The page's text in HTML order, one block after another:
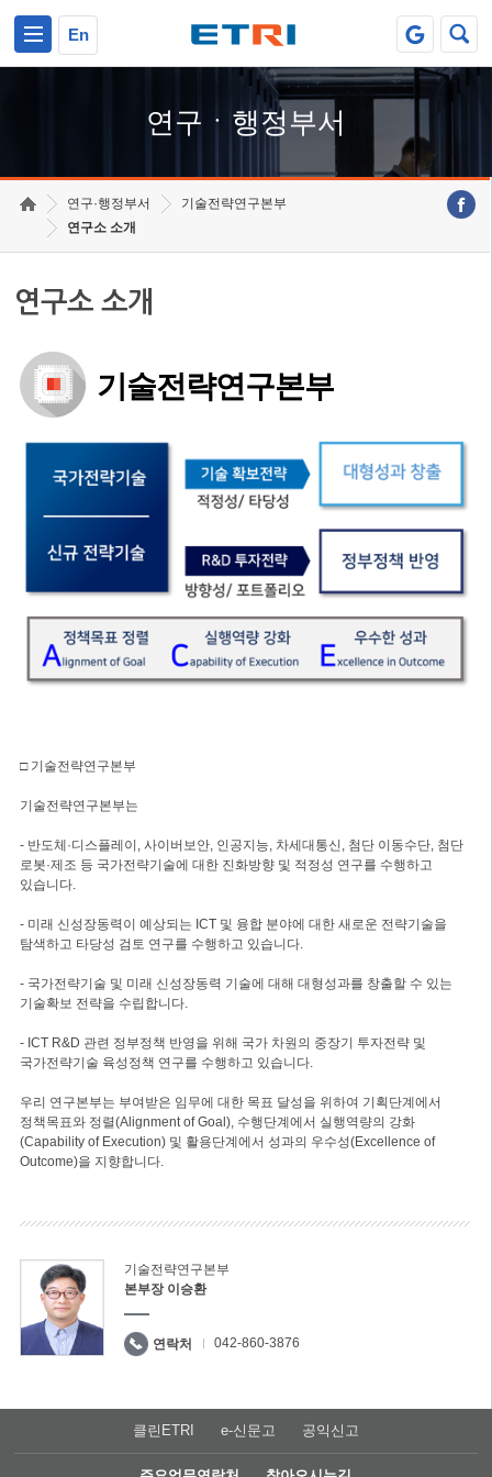
En
연구ㆍ행정부서
연구·행정부서
기술전략연구본부
연구소 소개
연구소 소개
기술전략연구본부
□ 기술전략연구본부
기술전략연구본부는
- 반도체·디스플레이, 사이버보안, 인공지능, 차세대통신, 첨단 이동수단, 첨단
로봇·제조 등 국가전략기술에 대한 진화방향 및 적정성 연구를 수행하고
있습니다.
- 미래 신성장동력이 예상되는 ICT 및 융합 분야에 대한 새로운 전략기술을
탐색하고 타당성 검토 연구를 수행하고 있습니다.
- 국가전략기술 및 미래 신성장동력 기술에 대해 대형성과를 창출할 수 있는
기술확보 전략을 수립합니다.
- ICT R&D 관련 정부정책 반영을 위해 국가 차원의 중장기 투자전략 및
국가전략기술 육성정책 연구를 수행하고 있습니다.
우리 연구본부는 부여받은 임무에 대한 목표 달성을 위하여 기획단계에서
정책목표와 정렬(Alignment of Goal), 수행단계에서 실행역량의 강화
(Capability of Execution) 및 활용단계에서 성과의 우수성(Excellence of
Outcome)을 지향합니다.
기술전략연구본부
본부장 이승환
연락처 042-860-3876
클린ETRI e-신문고 공익신고